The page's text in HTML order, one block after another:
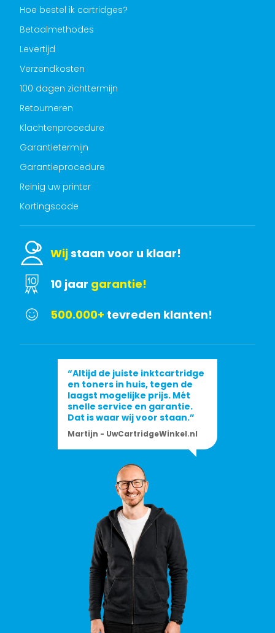
Hoe bestel ik cartridges?
Betaalmethodes
Levertijd
Verzendkosten
100 dagen zichttermijn
Retourneren
Klachtenprocedure
Garantietermijn
Garantieprocedure
Reinig uw printer
Kortingscode
Wijstaan voor u klaar!
10 jaar garantie!
500.000+ tevreden klanten!
“Altijd de juiste inktcartridge
en toners in huis, tegen de
laagst mogelijke prijs. Mét
snelle service en garantie.
Dat is waar wij voor staan.”
Martijn - UwCartridgeWinkel.nl